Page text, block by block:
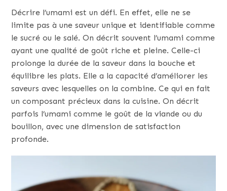
Décrire l’umami est un défi. En effet, elle ne se
limite pas à une saveur unique et identifiable comme
le sucré ou le salé. On décrit souvent l’umami comme
ayant une qualité de goût riche et pleine. Celle-ci
prolonge la durée de la saveur dans la bouche et
équilibre les plats. Elle a la capacité d’améliorer les
saveurs avec lesquelles on la combine. Ce qui en fait
un composant précieux dans la cuisine. On décrit
parfois l’umami comme le goût de la viande ou du
bouillon, avec une dimension de satisfaction
profonde.